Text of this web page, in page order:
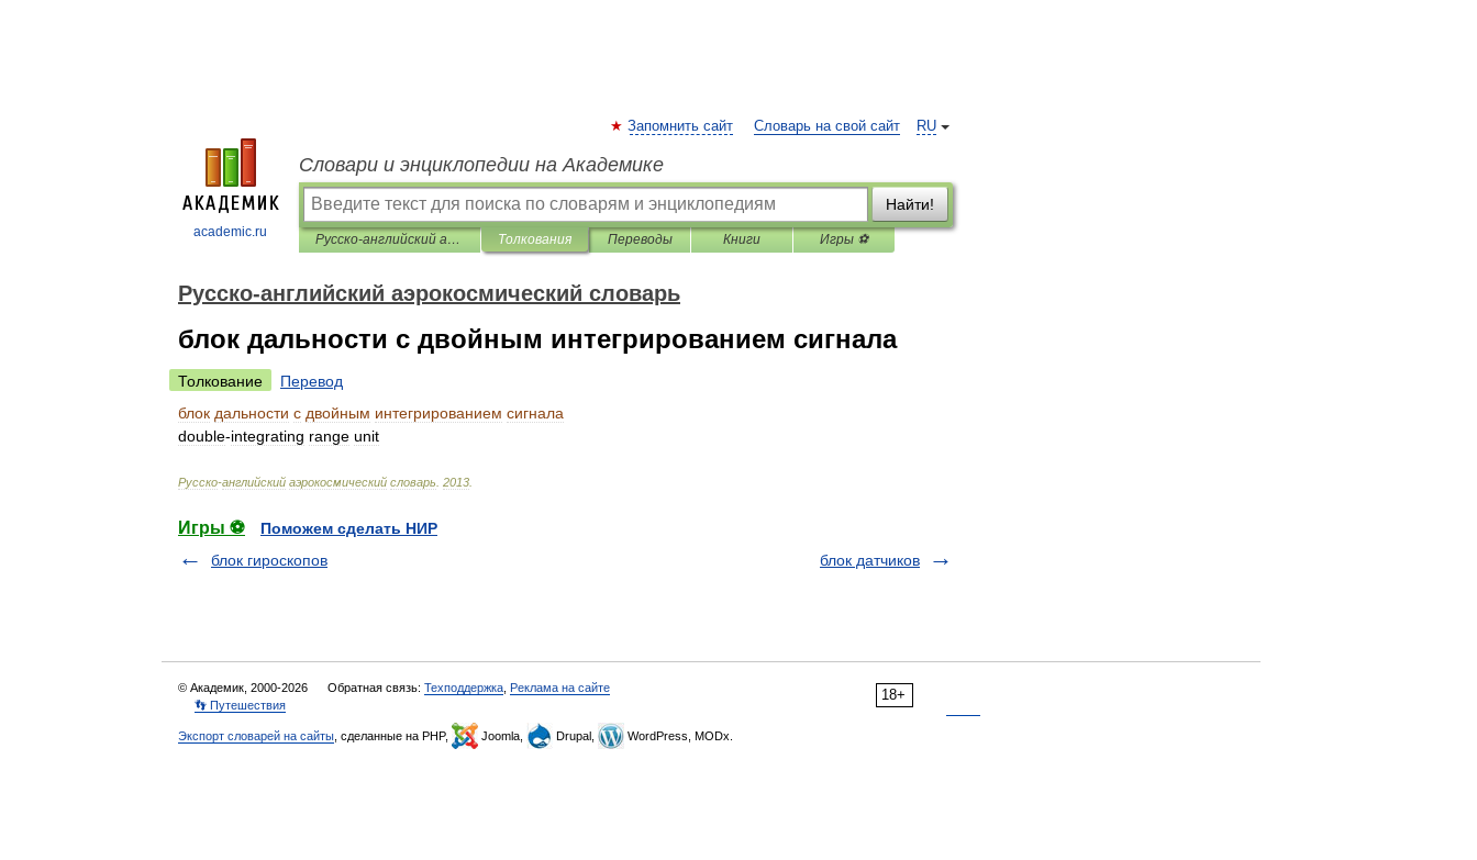
academic.ru
RU
Запомнить сайт Словарь на свой сайт
Словари и энциклопедии на Академике
Найти!
Русско-английский аэрокосмический словарь Толкования Переводы Книги Игры ⚽
Русско-английский аэрокосмический словарь
блок дальности с двойным интегрированием сигнала
Толкование
Перевод
блок дальности с двойным интегрированием сигнала
double-integrating range unit
Русско-английский аэрокосмический словарь 2013
Игры ⚽
Поможем сделать НИР
блок гироскопов
блок датчиков
18+
© Академик, 2000-2026 Обратная связь: Техподдержка Реклама на сайте
👣 Путешествия
Экспорт словарей на сайты , сделанные на PHP, Joomla, Drupal, WordPress, MODx.